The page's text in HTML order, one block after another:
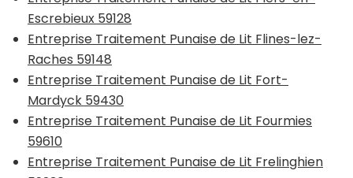
Escrebieux 59128
Entreprise Traitement Punaise de Lit Flines-lez-
Raches 59148
Entreprise Traitement Punaise de Lit Fort-
Mardyck 59430
Entreprise Traitement Punaise de Lit Fourmies
59610
Entreprise Traitement Punaise de Lit Frelinghien